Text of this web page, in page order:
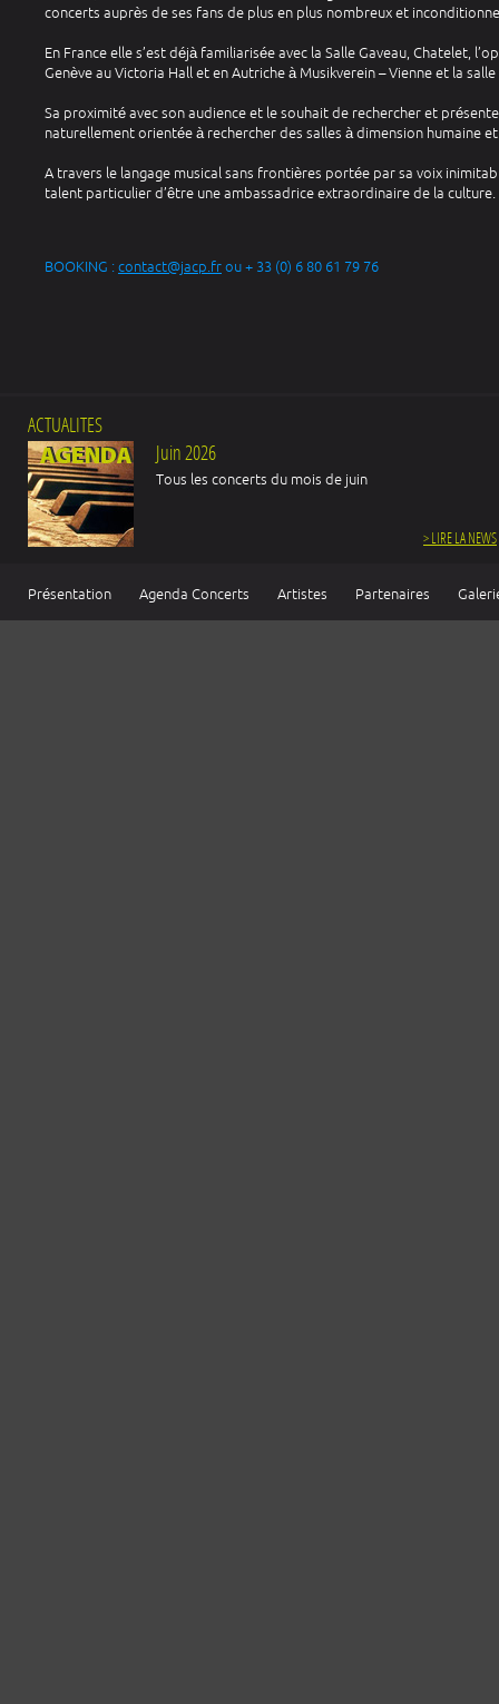
concerts auprès de ses fans de plus en plus nombreux et
En France elle s’est déjà familiarisée avec la Salle Gaveau, Chatelet,
Genève au Victoria Hall et en Autriche à Musikverein – Vienne et la
Sa proximité avec son audience et le souhait de rechercher et
naturellement orientée à rechercher des salles à dimension humaine
A travers le langage musical sans frontières portée par sa voix
talent particulier d’être une ambassadrice extraordinaire de la culture.
BOOKING : contact@jacp.fr ou + 33 (0) 6 80 61 79 76
ACTUALITES
Juin 2026
Tous les concerts du mois de juin
> LIRE LA NEWS
Présentation Agenda Concerts Artistes Partenaires